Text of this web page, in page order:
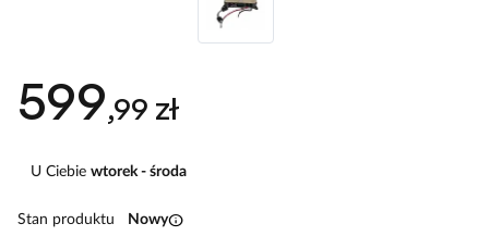
599,99 zł
U Ciebie wtorek - środa
Stan produktu Nowyinfo